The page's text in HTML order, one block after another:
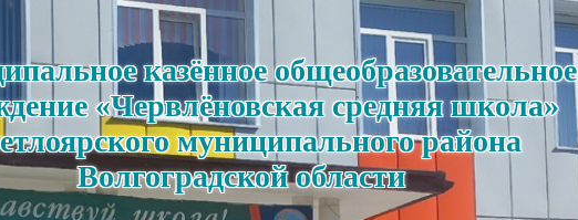
казённое общеобразовательное
«Червлёновская средняя школа»
муниципального района
Волгоградской области